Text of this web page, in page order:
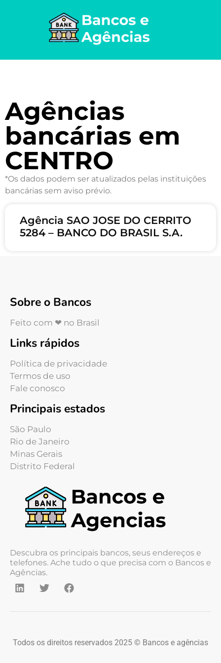
Agências
bancárias em
CENTRO
*Os dados podem ser atualizados pelas instituições
bancárias sem aviso prévio.
Agência SAO JOSE DO CERRITO
5284 – BANCO DO BRASIL S.A.
Sobre o Bancos
Feito com ❤ no Brasil
Links rápidos
Política de privacidade
Termos de uso
Fale conosco
Principais estados
São Paulo
Rio de Janeiro
Minas Gerais
Distrito Federal
Descubra os principais bancos, seus endereços e
telefones. Ache tudo o que precisa com o Bancos e
Agências.
Todos os direitos reservados 2025 © Bancos e agências